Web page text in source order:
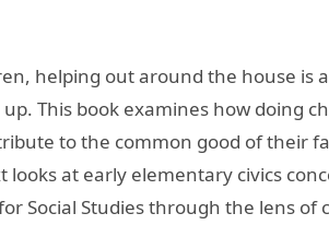
helping out around the house is
This book examines how doing
to the common good of their
looks at early elementary civics
Social Studies through the lens of